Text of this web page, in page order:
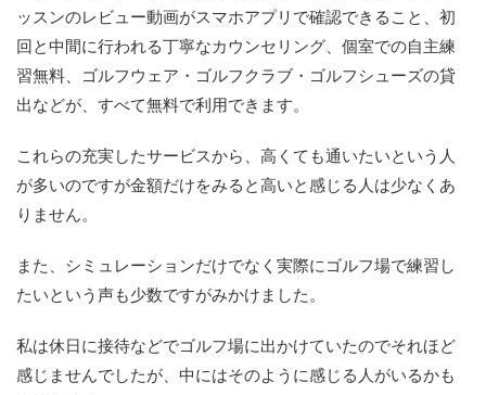
ッスンのレビュー動画がスマホアプリで確認できること、初
回と中間に行われる丁寧なカウンセリング、個室での自主練
習無料、ゴルフウェア・ゴルフクラブ・ゴルフシューズの貸
出などが、すべて無料で利用できます。
これらの充実したサービスから、高くても通いたいという人
が多いのですが金額だけをみると高いと感じる人は少なくあ
りません。
また、シミュレーションだけでなく実際にゴルフ場で練習し
たいという声も少数ですがみかけました。
私は休日に接待などでゴルフ場に出かけていたのでそれほど
感じませんでしたが、中にはそのように感じる人がいるかも